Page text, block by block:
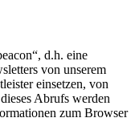
d.h. eine
von unserem
einsetzen, von
Abrufs werden
zum Browser